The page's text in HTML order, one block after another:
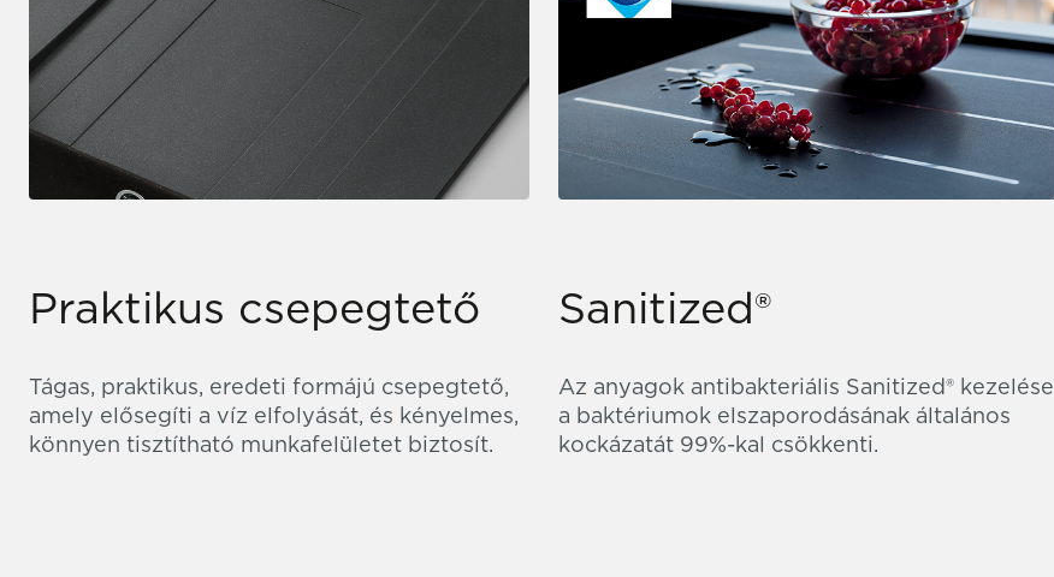
Praktikus csepegtető
Tágas, praktikus, eredeti formájú csepegtető,
amely elősegíti a víz elfolyását, és kényelmes,
könnyen tisztítható munkafelületet biztosít.
Sanitized®
Az anyagok antibakteriális Sanitized® kezelése
a baktériumok elszaporodásának általános
kockázatát 99%-kal csökkenti.